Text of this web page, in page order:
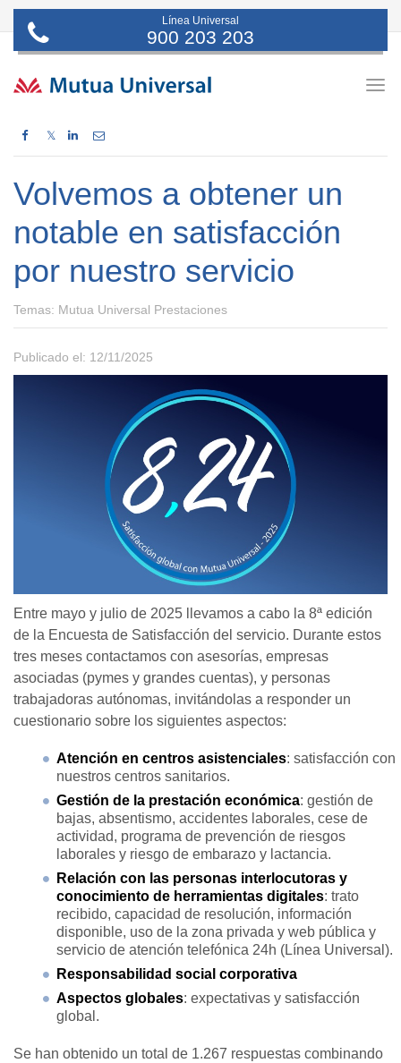
Línea Universal
900 203 203
𝕏
Volvemos a obtener un
notable en satisfacción
por nuestro servicio
Temas: Mutua Universal Prestaciones
Publicado el: 12/11/2025
Entre mayo y julio de 2025 llevamos a cabo la 8ª edición
de la Encuesta de Satisfacción del servicio. Durante estos
tres meses contactamos con asesorías, empresas
asociadas (pymes y grandes cuentas), y personas
trabajadoras autónomas, invitándolas a responder un
cuestionario sobre los siguientes aspectos:
Atención en centros asistenciales: satisfacción con
nuestros centros sanitarios.
Gestión de la prestación económica: gestión de
bajas, absentismo, accidentes laborales, cese de
actividad, programa de prevención de riesgos
laborales y riesgo de embarazo y lactancia.
Relación con las personas interlocutoras y
conocimiento de herramientas digitales: trato
recibido, capacidad de resolución, información
disponible, uso de la zona privada y web pública y
servicio de atención telefónica 24h (Línea Universal).
Responsabilidad social corporativa
Aspectos globales: expectativas y satisfacción
global.
Se han obtenido un total de 1.267 respuestas combinando